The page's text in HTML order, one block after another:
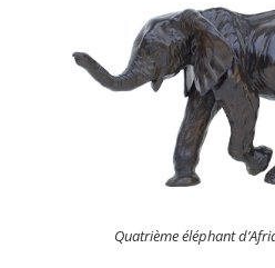
Quatrième éléphant